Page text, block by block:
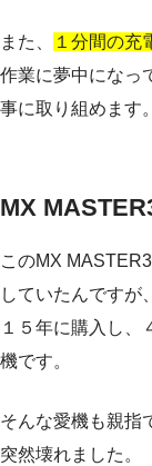
また、 １分間の充
作業に夢中になっ
事に取り組めます。
MX
このMX
していたんですが
１５年に購入し、
機です。
そんな愛機も親指
突然壊れました。